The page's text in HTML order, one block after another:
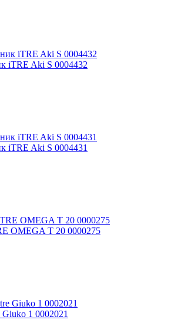
iTRE Aki S 0004432
iTRE Aki S 0004431
OMEGA T 20 0000275
1 0002021